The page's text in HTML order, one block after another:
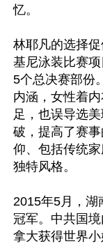
忆。
林耶凡的选择
基尼泳装比赛
5个总决赛部份
内涵，女性着
足，也误导选
破，提高了赛
仰、包括传统
独特风格。
2015年5月，湖
冠军。中共国
拿大获得世界